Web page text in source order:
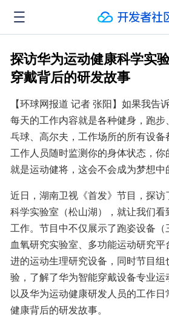
探访华为运动健康科学实
穿戴背后的研发故事
【环球网报道 记者 张阳】如果我告
每天的工作内容就是各种健身，跑
乓球、高尔夫，工作场所的所有设
工作人员随时监测你的身体状态，
就是运动健将，这会不会成为梦想中
近日，湖南卫视《首发》节目，探
科学实验室（松山湖），就让我们
工作。节目中不仅展示了跑姿设备
血氧研究实验室、多功能运动研究平
进的运动生理研究设备，同时节目
验，了解了华为智能穿戴设备专业运
以及华为运动健康研发人员的工作
健康背后的研发故事。